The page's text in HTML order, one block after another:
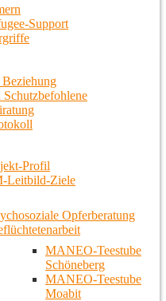
Support
Profil
Leitbild-Ziele
Opferberatung
MANEO-Teestube
Schöneberg
MANEO-Teestube
Moabit